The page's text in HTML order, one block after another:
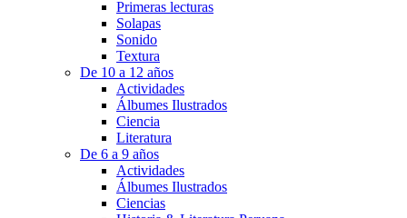
Primeras lecturas
Solapas
Sonido
Textura
De 10 a 12 años
Actividades
Álbumes Ilustrados
Ciencia
Literatura
De 6 a 9 años
Actividades
Álbumes Ilustrados
Ciencias